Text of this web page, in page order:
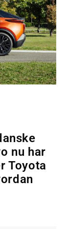
nu har
Toyota